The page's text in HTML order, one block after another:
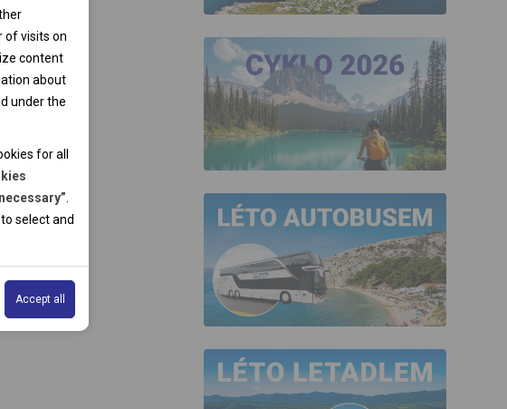
of visits on
content
about
under the
for all
select and
Accept all
by
to the
work
visits
and their
for
and
per
use of
of no use
of relevant
or third
create